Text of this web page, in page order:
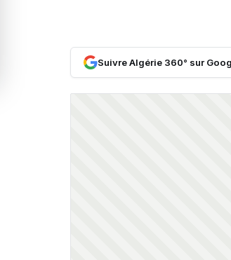
Suivre Algérie 360° sur